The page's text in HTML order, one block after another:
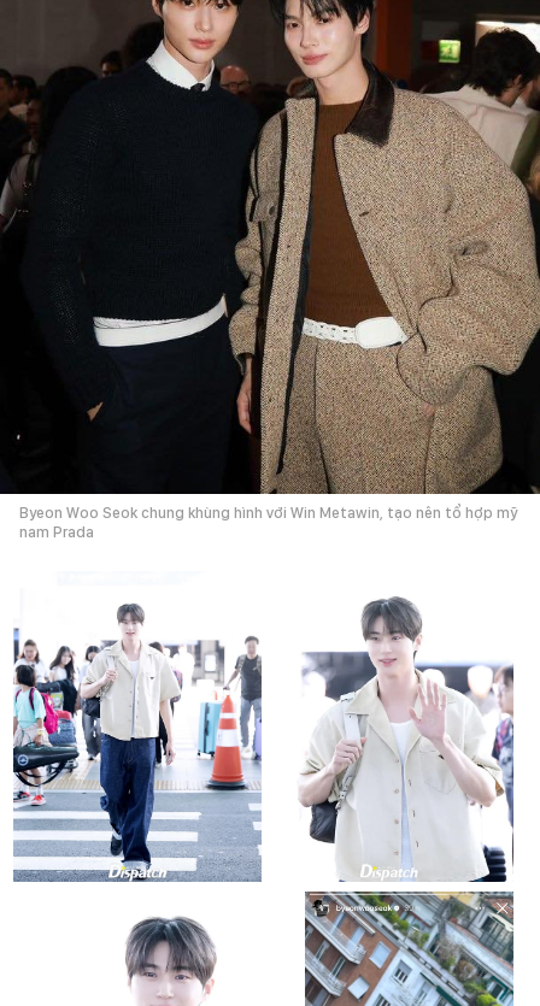
Byeon Woo Seok chung khùng hình với Win Metawin, tạo nên tổ hợp mỹ
nam Prada